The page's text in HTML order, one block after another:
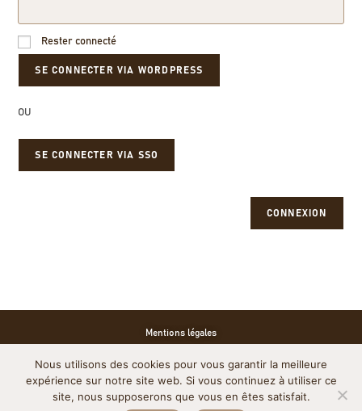
Rester connecté
OU
SE CONNECTER VIA SSO
CONNEXION
Mentions légales
Politique de cookies
Nous utilisons des cookies pour vous garantir la meilleure
expérience sur notre site web. Si vous continuez à utiliser ce
site, nous supposerons que vous en êtes satisfait.